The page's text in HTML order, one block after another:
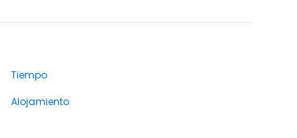
Tiempo
Alojamiento